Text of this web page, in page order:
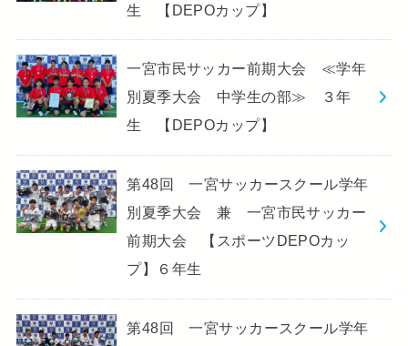
生 【DEPOカップ】
一宮市民サッカー前期大会 ≪学年
別夏季大会 中学生の部≫ ３年
生 【DEPOカップ】
第48回 一宮サッカースクール学年
別夏季大会 兼 一宮市民サッカー
前期大会 【スポーツDEPOカッ
プ】６年生
第48回 一宮サッカースクール学年